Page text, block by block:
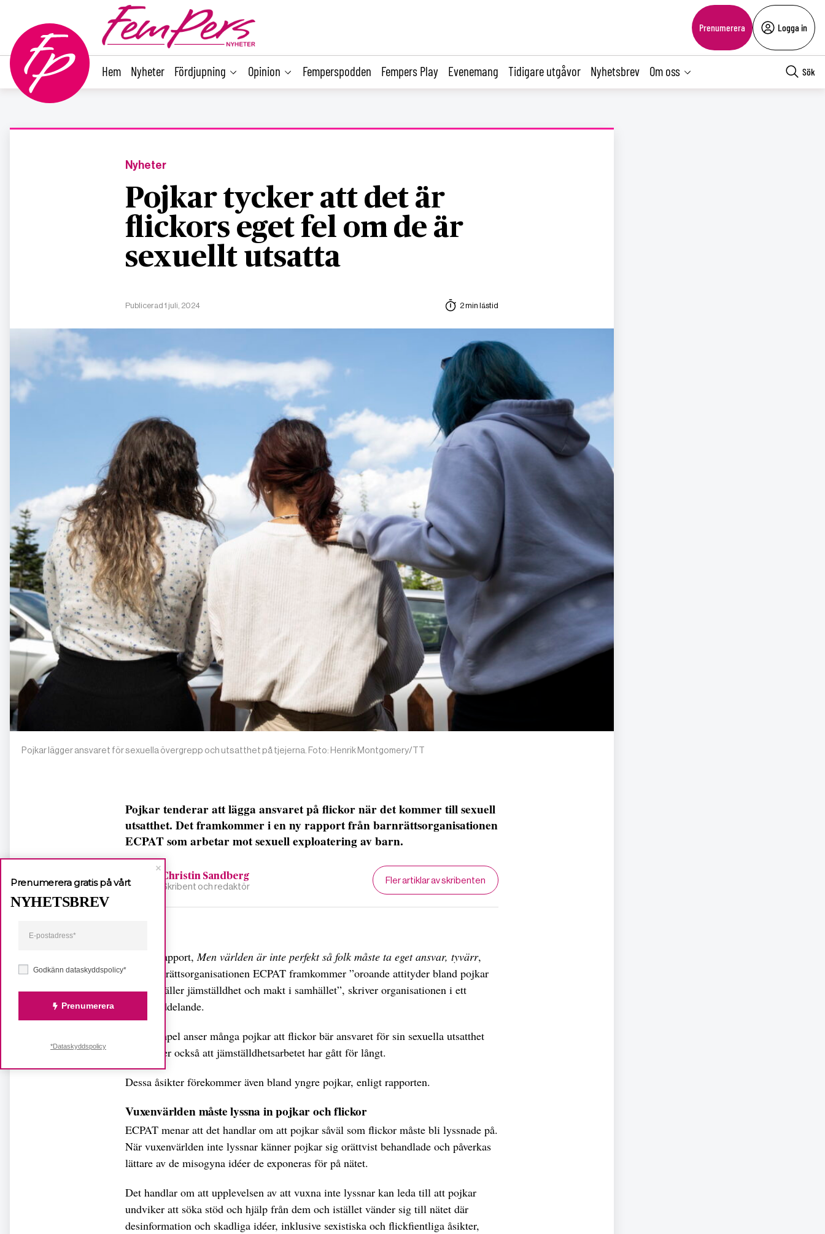
Prenumerera Logga in
Hem Nyheter Fördjupning Opinion Femperspodden Fempers Play Evenemang Tidigare utgåvor Nyhetsbrev Om oss Sök
Nyheter
Pojkar tycker att det är
flickors eget fel om de är
sexuellt utsatta
Publicerad 1 juli, 2024 2 min lästid
Pojkar lägger ansvaret för sexuella övergrepp och utsatthet på tjejerna. Foto: Henrik Montgomery/TT
Pojkar tenderar att lägga ansvaret på flickor när det kommer till sexuell
utsatthet. Det framkommer i en ny rapport från barnrättsorganisationen
ECPAT som arbetar mot sexuell exploatering av barn.
Christin Sandberg
Skribent och redaktör
Fler artiklar av skribenten
I en ny rapport,Men världen är inte perfekt så folk måste ta eget ansvar, tyvärr,
från barnrättsorganisationen ECPAT framkommer ”oroande attityder bland pojkar
när det gäller jämställdhet och makt i samhället”, skriver organisationen i ett
pressmeddelande.
Till exempel anser många pojkar att flickor bär ansvaret för sin sexuella utsatthet
och tycker också att jämställdhetsarbetet har gått för långt.
Dessa åsikter förekommer även bland yngre pojkar, enligt rapporten.
Vuxenvärlden måste lyssna in pojkar och flickor
ECPAT menar att det handlar om att pojkar såväl som flickor måste bli lyssnade på.
När vuxenvärlden inte lyssnar känner pojkar sig orättvist behandlade och påverkas
lättare av de misogyna idéer de exponeras för på nätet.
Det handlar om att upplevelsen av att vuxna inte lyssnar kan leda till att pojkar
undviker att söka stöd och hjälp från dem och istället vänder sig till nätet där
desinformation och skadliga idéer, inklusive sexistiska och flickfientliga åsikter,
Godkänn dataskyddspolicy*
Prenumerera
Prenumerera gratis på vårt
NYHETSBREV
*Dataskyddspolicy